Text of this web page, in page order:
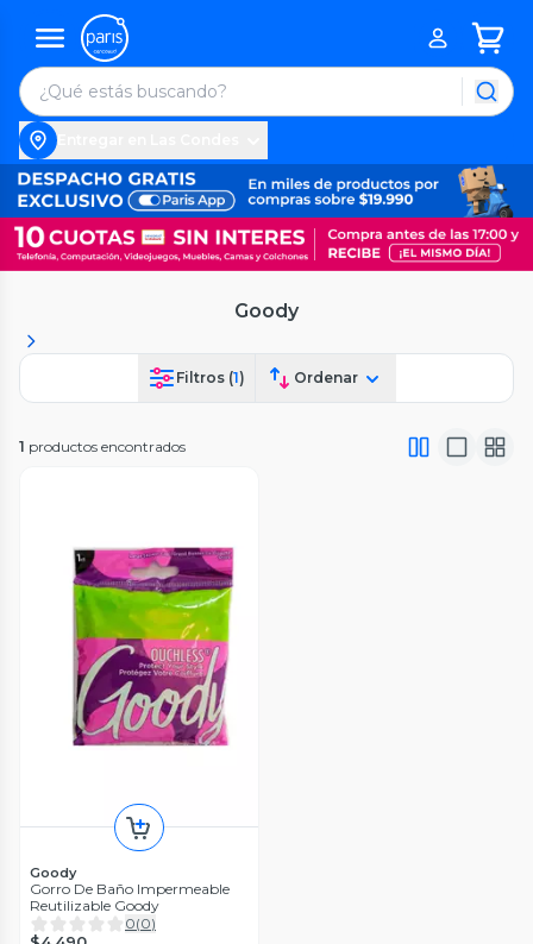
Goody
Filtros (1) Ordenar
1 productos encontrados
Goody
Gorro De Baño Impermeable
Reutilizable Goody
0(0)